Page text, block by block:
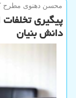
محسن دهنوی مطرح
پیگیری
دانش بنیان